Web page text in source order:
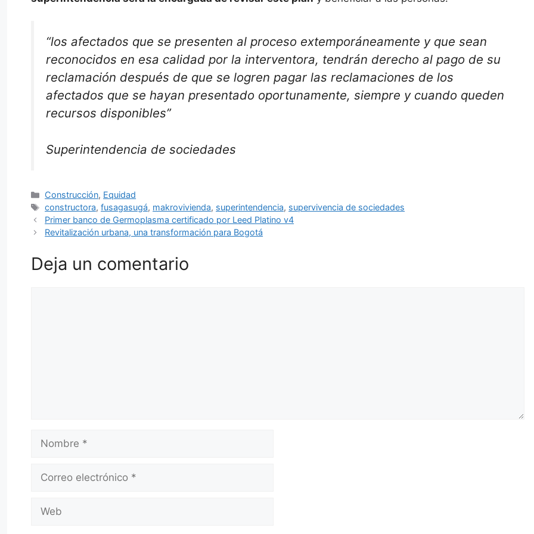
“los afectados que se presenten al proceso extemporáneamente y que sean
reconocidos en esa calidad por la interventora, tendrán derecho al pago de su
reclamación después de que se logren pagar las reclamaciones de los
afectados que se hayan presentado oportunamente, siempre y cuando queden
recursos disponibles”
Superintendencia de sociedades
Categorías
Construcción, Equidad
Etiquetas
constructora,fusagasugá, makrovivienda, superintendencia, supervivencia de sociedades
Primer banco de Germoplasma certificado por Leed Platino v4
Revitalización urbana, una transformación para Bogotá
Deja un comentario
electrónico